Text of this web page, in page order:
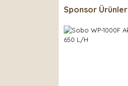
Sponsor Ürünler